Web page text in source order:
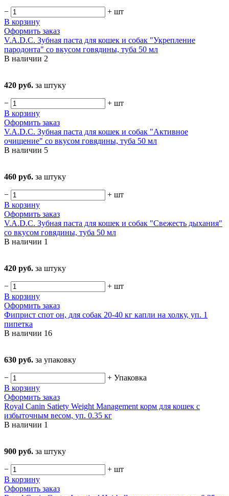
− + шт
В корзину
Оформить заказ
V.A.D.C. Зубная паста для кошек и собак "Укрепление
пародонта" со вкусом говядины, туба 50 мл
В наличии 2
420 руб. за штуку
− + шт
В корзину
Оформить заказ
V.A.D.C. Зубная паста для кошек и собак "Активное
очищение" со вкусом говядины, туба 50 мл
В наличии 5
460 руб. за штуку
− + шт
В корзину
Оформить заказ
V.A.D.C. Зубная паста для кошек и собак "Свежесть дыхания"
со вкусом говядины, туба 50 мл
В наличии 1
420 руб. за штуку
− + шт
В корзину
Оформить заказ
Фиприст спот он, для собак 20-40 кг капли на холку, уп. 1
пипетка
В наличии 16
630 руб. за упаковку
− + Упаковка
В корзину
Оформить заказ
Royal Canin Satiety Weight Management корм для кошек с
избыточным весом, уп. 0.35 кг
В наличии 1
900 руб. за штуку
− + шт
В корзину
Оформить заказ